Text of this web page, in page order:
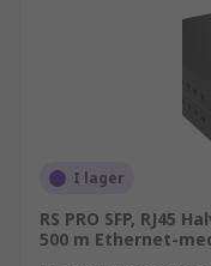
I lager
RS PRO SFP, RJ45
500 m Ethernet-